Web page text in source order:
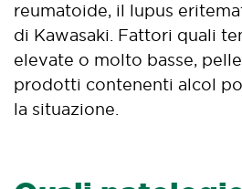
reumatoide, il lupus
di Kawasaki. Fattori quali
elevate o molto basse,
prodotti contenenti alcol
la situazione.